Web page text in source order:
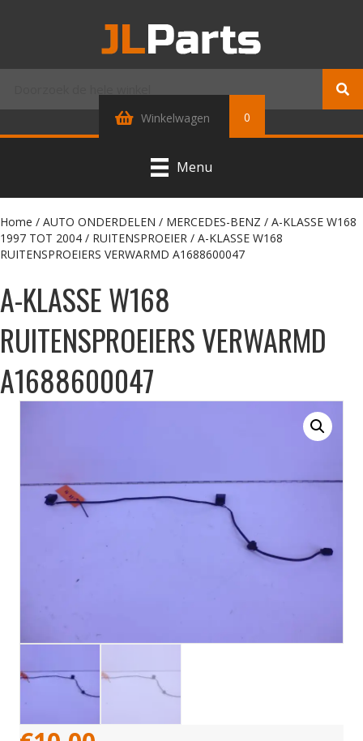
Winkelwagen 0
Menu
Home / AUTO ONDERDELEN / MERCEDES-BENZ / A-KLASSE W168
1997 TOT 2004 / RUITENSPROEIER / A-KLASSE W168
RUITENSPROEIERS VERWARMD A1688600047
A-KLASSE W168
RUITENSPROEIERS VERWARMD
A1688600047